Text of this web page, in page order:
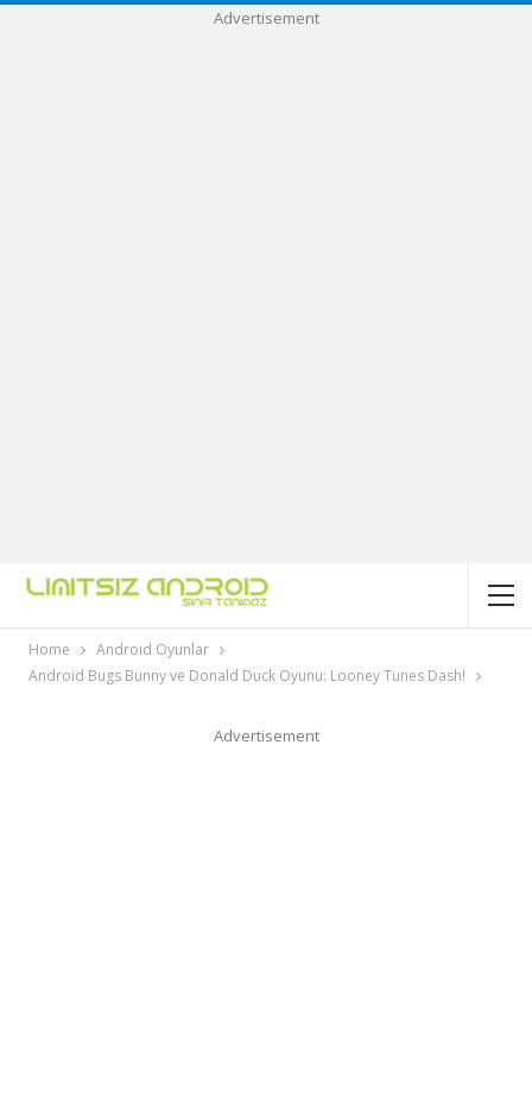
Advertisement
Home
Android Oyunlar
Android Bugs Bunny ve Donald Duck Oyunu: Looney Tunes Dash!
Advertisement